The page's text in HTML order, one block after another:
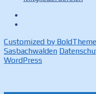
Customized by
Sasbachwalden
WordPress